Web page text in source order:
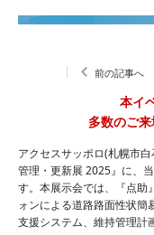
前の記事へ
本イ
多数のご来
アクセスサッポロ(札幌市
管理・更新展 2025』に、
す。本展示会では、『点助
ォンによる道路路面性状
支援システム、維持管理計